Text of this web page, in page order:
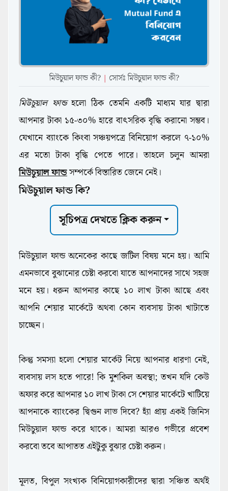
মিউচুয়াল ফান্ড কী? | সোর্সঃ মিউচুয়াল ফান্ড কী?
মিউচুয়াল ফান্ডহলো ঠিক তেমনি একটি মাধ্যম যার দ্বারা
আপনার টাকা ১৫-৩০% হারে বাৎসরিক বৃদ্ধি করানো সম্ভব।
যেখানে ব্যাংকে কিংবা সঞ্চয়পত্রে বিনিয়োগ করলে ৭-১০%
এর মতো টাকা বৃদ্ধি পেতে পারে। তাহলে চলুন আমরা
মিউচুয়াল ফান্ডসম্পর্কে বিস্তারিত জেনে নেই।
মিউচুয়াল ফান্ড কি?
সূচিপত্র দেখতে ক্লিক করুন
মিউচুয়াল ফান্ড অনেকের কাছে জটিল বিষয় মনে হয়। আমি
এমনভাবে বুঝানোর চেষ্টা করবো যাতে আপনাদের সাথে সহজ
মনে হয়। ধরুন আপনার কাছে ১০ লাখ টাকা আছে এবং
আপনি শেয়ার মার্কেটে অথবা কোন ব্যবসায় টাকা খাটাতে
চাচ্ছেন।
কিন্তু সমস্যা হলো শেয়ার মার্কেট নিয়ে আপনার ধারণা নেই,
ব্যবসায় লস হতে পারে! কি মুশকিল অবস্থা; তখন যদি কেউ
অফার করে আপনার ১০ লাখ টাকা সে শেয়ার মার্কেটে খাটিয়ে
আপনাকে ব্যাংকের দ্বিগুন লাভ দিবে? হ্যাঁ প্রায় একই জিনিস
মিউচুয়াল ফান্ড করে থাকে। আমরা আরও গভীরে প্রবেশ
করবো তবে আপাতত এইটুকু বুঝার চেষ্টা করুন।
মূলত, বিপুল সংখ্যক বিনিয়োগকারীদের দ্বারা সঞ্চিত অর্থই